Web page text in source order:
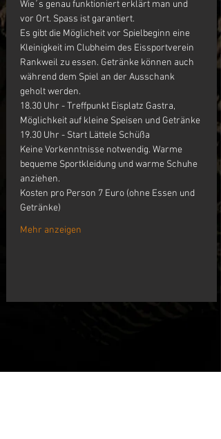
Wie´s genau funktioniert erklärt man und
vor Ort. Spass ist garantiert.
Es gibt die Möglicheit vor Spielbeginn eine
Kleinigkeit im Clubheim des Eissportverein
Rankweil zu essen. Getränke können auch
während dem Spiel an der Ausschank
geholt werden.
18.30 Uhr - Treffpunkt Eisplatz Gastra,
Möglichkeit auf kleine Speisen und Getränke
19.30 Uhr - Start Lättele Schüßa
Keine Vorkenntnisse notwendig. Warme
bequeme Sportkleidung und warme Schuhe
anziehen.
Kosten pro Person 7 Euro (ohne Essen und
Getränke)
Mehr anzeigen